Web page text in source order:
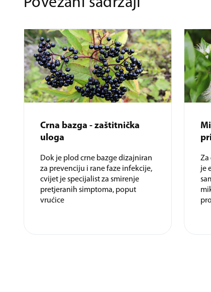
Povezani sadržaji
Crna bazga - zaštitnička
uloga
Dok je plod crne bazge dizajniran
za prevenciju i rane faze infekcije,
cvijet je specijalist za smirenje
pretjeranih simptoma, poput
je